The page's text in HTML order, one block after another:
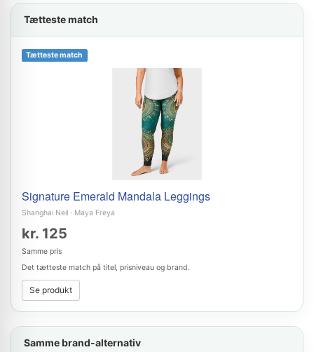
Tætteste match
Tætteste match
Signature Emerald Mandala Leggings
Shanghai Neil · Maya Freya
kr. 125
Samme pris
Det tætteste match på titel, prisniveau og brand.
Se produkt
Samme brand-alternativ